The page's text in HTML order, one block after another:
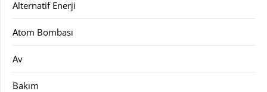
Alternatif Enerji
Atom Bombası
Av
Bakım